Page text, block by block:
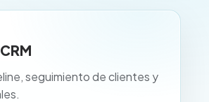
seguimiento de clientes y